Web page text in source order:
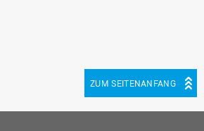
ZUM SEITENANFANG